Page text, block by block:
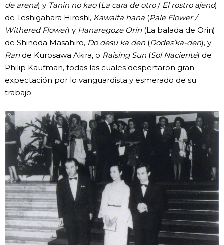
de arena) y Tanin no kao(La cara de otro/ El rostro ajeno)
de Teshigahara Hiroshi, Kawaita hana(Pale Flower /
Withered Flower) y Hanaregoze Orin(La balada de Orin)
de Shinoda Masahiro, Do desu ka den(Dodes’ka-den), y
Rande Kurosawa Akira, o Raising Sun(Sol Naciente) de
Philip Kaufman, todas las cuales despertaron gran
expectación por lo vanguardista y esmerado de su
trabajo.